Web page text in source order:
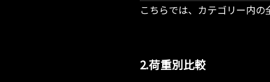
こちらでは、カテゴリー内
2.荷重別比較